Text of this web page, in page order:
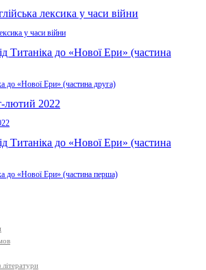
у часи війни
до «Нової Ери» (частина друга)
до «Нової Ери» (частина перша)
літератури